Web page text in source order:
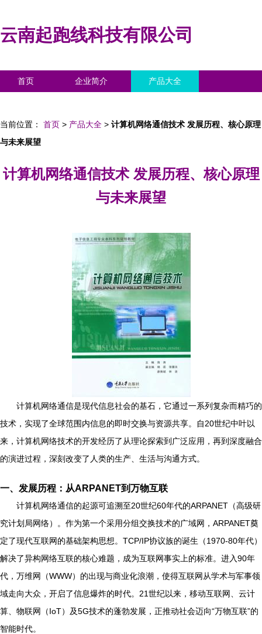
云南起跑线科技有限公司
首页 企业简介 产品大全
当前位置： 首页 > 产品大全 > 计算机网络通信技术 发展历程、核心原理
与未来展望
计算机网络通信技术 发展历程、核心原理
与未来展望
计算机网络通信是现代信息社会的基石，它通过一系列复杂而精巧的
技术，实现了全球范围内信息的即时交换与资源共享。自20世纪中叶以
来，计算机网络技术的开发经历了从理论探索到广泛应用，再到深度融合
的演进过程，深刻改变了人类的生产、生活与沟通方式。
一、发展历程：从ARPANET到万物互联
计算机网络通信的起源可追溯至20世纪60年代的ARPANET（高级研
究计划局网络）。作为第一个采用分组交换技术的广域网，ARPANET奠
定了现代互联网的基础架构思想。TCP/IP协议族的诞生（1970-80年代）
解决了异构网络互联的核心难题，成为互联网事实上的标准。进入90年
代，万维网（WWW）的出现与商业化浪潮，使得互联网从学术与军事领
域走向大众，开启了信息爆炸的时代。21世纪以来，移动互联网、云计
算、物联网（IoT）及5G技术的蓬勃发展，正推动社会迈向“万物互联”的
智能时代。